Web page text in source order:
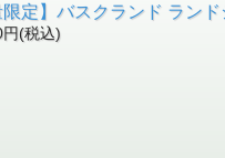
限定】バスクランド ラン
(税込)